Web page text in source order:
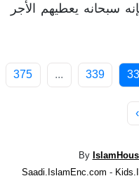
سبحانه يعطيهم الأجر
339
...
375
›
By
Saadi.IslamEnc.com -